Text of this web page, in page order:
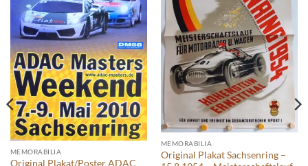
MEMORABILIA
Original Plakat/Poster ADAC
MEMORABILIA
Original Plakat Sachsenring –